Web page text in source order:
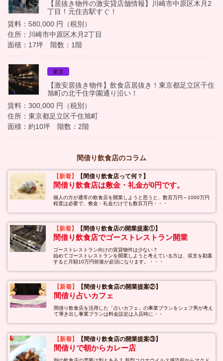
【居抜き物件の激安貸店舗情報】川崎市中原区木月2
丁目！元住吉駅すぐ！
賃料：580,000 円（税別）
住所：川崎市中原区木月2丁目
面積：17坪 階数：1階
東京
【激安居抜き物件】飲食店居抜き！東京都足立区千住
旭町の北千住学園通り沿い！
賃料：300,000 円（税別）
住所：東京都足立区千住旭町
面積：約10坪 階数：2階
間借り飲食店のコラム
【新着】 【間借り飲食店って何？】
間借り飲食店は敷金・礼金が0円です。
個人の方が通常の飲食店を開業しようと思うと、数百万円～1000万円
程度は必要で、敷金・礼金だけでも数百万円・・・
【新着】 【間借り飲食店の開業提案①】
間借り飲食店でゴーストレストラン開業
ゴーストレストラン向けの賃貸物件は少ない？
始めてゴーストレストランを開業しようと考えている方は、収支を勘案
すると月額10万円前後が必須になります。・・・
【新着】 【間借り飲食店の開業提案②】
間借り占いカフェ
間借り飲食店を活用した「占いカフェ」の事業プランをシェフ男が考え
て導き出し事業プランは料金設定は入店時に・・
【新着】 【間借り飲食店の開業提案③】
間借りで朝からカレー店